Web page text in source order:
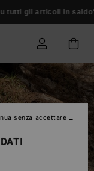
gli articoli in saldo*
senza accettare